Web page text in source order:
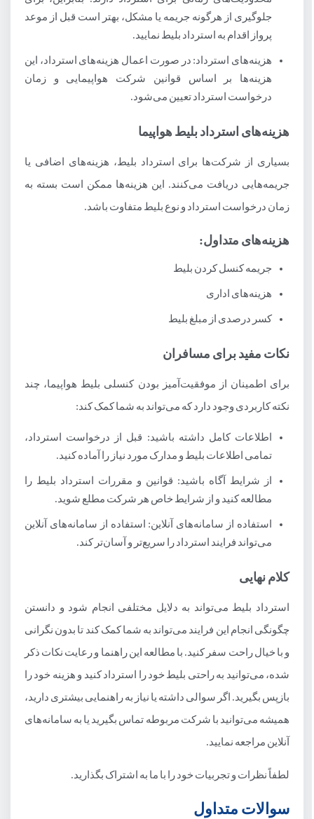
جلوگیری از هرگونه جریمه یا مشکل، بهتر است قبل از موعد
پرواز اقدام به استرداد بلیط نمایید.
هزینه‌های استرداد: در صورت اعمال هزینه‌های استرداد، این
هزینه‌ها بر اساس قوانین شرکت هواپیمایی و زمان
درخواست استرداد تعیین می‌شود.
هزینه‌های استرداد بلیط هواپیما
بسیاری از شرکت‌ها برای استرداد بلیط، هزینه‌های اضافی یا
جریمه‌هایی دریافت می‌کنند. این هزینه‌ها ممکن است بسته به
زمان درخواست استرداد و نوع بلیط متفاوت باشد.
هزینه‌های متداول:
جریمه کنسل کردن بلیط
هزینه‌های اداری
کسر درصدی از مبلغ بلیط
نکات مفید برای مسافران
برای اطمینان از موفقیت‌آمیز بودن کنسلی بلیط هواپیما، چند
نکته کاربردی وجود دارد که می‌تواند به شما کمک کند:
اطلاعات کامل داشته باشید: قبل از درخواست استرداد،
تمامی اطلاعات بلیط و مدارک مورد نیاز را آماده کنید.
از شرایط آگاه باشید: قوانین و مقررات استرداد بلیط را
مطالعه کنید و از شرایط خاص هر شرکت مطلع شوید.
استفاده از سامانه‌های آنلاین: استفاده از سامانه‌های آنلاین
می‌تواند فرایند استرداد را سریع‌تر و آسان‌تر کند.
کلام نهایی
استرداد بلیط می‌تواند به دلایل مختلفی انجام شود و دانستن
چگونگی انجام این فرایند می‌تواند به شما کمک کند تا بدون نگرانی
و با خیال راحت سفر کنید. با مطالعه این راهنما و رعایت نکات ذکر
شده، می‌توانید به راحتی بلیط خود را استرداد کنید و هزینه خود را
بازپس بگیرید. اگر سوالی داشته یا نیاز به راهنمایی بیشتری دارید،
همیشه می‌توانید با شرکت مربوطه تماس بگیرید یا به سامانه‌های
آنلاین مراجعه نمایید.
لطفاً نظرات و تجربیات خود را با ما به اشتراک بگذارید.
سوالات متداول